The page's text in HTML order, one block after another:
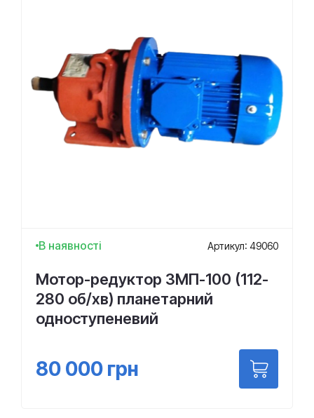
В наявності Артикул: 49060
Мотор-редуктор 3МП-100 (112-
280 об/хв) планетарний
одноступеневий
80 000 грн